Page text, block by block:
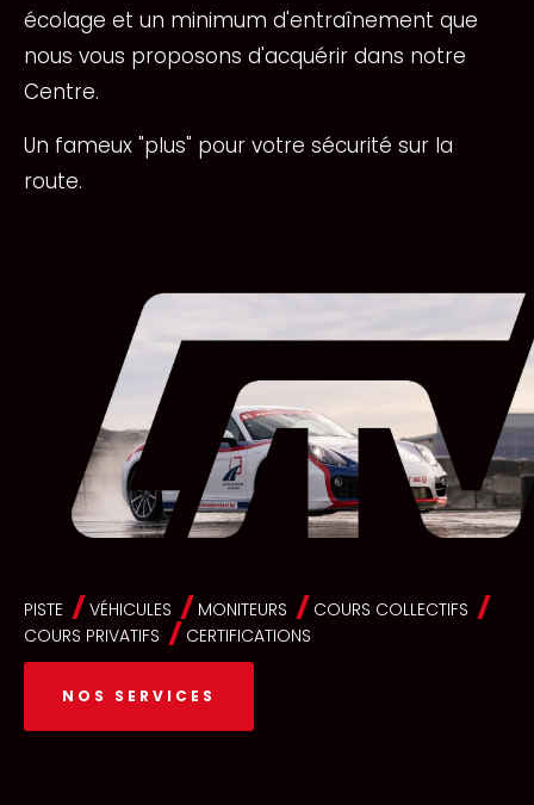
écolage et un minimum d'entraînement que
nous vous proposons d'acquérir dans notre
Centre.
Un fameux "plus" pour votre sécurité sur la
route.
PISTE VÉHICULES MONITEURS
COURS COLLECTIFS
COURS PRIVATIFS
CERTIFICATIONS
NOS SERVICES